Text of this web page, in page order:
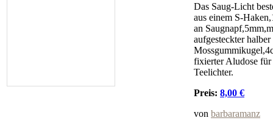
Das Saug-Licht
aus einem S-
an
aufgesteckter halber
fixierter Aludose für
Teelichter.
Preis: 8,00 €
von barbaramanz